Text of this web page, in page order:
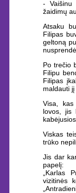
- Vaišinu
žaidimų
Atsaku
Filipas
geltoną
nusprendė
Po trečio
Filipu
Filipas
maldauti
Visa,
lovos, jis
Viskas
trūko
Jis dar
papelį:
„Karlas
vizitinės